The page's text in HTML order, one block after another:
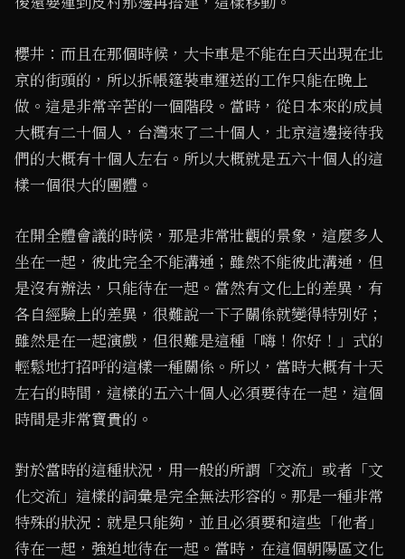
櫻井：而且在那個時候，大卡車是不能在白天出現在北
京的街頭的，所以拆帳篷裝車運送的工作只能在晚上
做。這是非常辛苦的一個階段。當時，從日本來的成員
大概有二十個人，台灣來了二十個人，北京這邊接待我
們的大概有十個人左右。所以大概就是五六十個人的這
樣一個很大的團體。
在開全體會議的時候，那是非常壯觀的景象，這麼多人
坐在一起，彼此完全不能溝通；雖然不能彼此溝通，但
是沒有辦法，只能待在一起。當然有文化上的差異，有
各自經驗上的差異，很難說一下子關係就變得特別好；
雖然是在一起演戲，但很難是這種「嗨！你好！」式的
輕鬆地打招呼的這樣一種關係。所以，當時大概有十天
左右的時間，這樣的五六十個人必須要待在一起，這個
時間是非常寶貴的。
對於當時的這種狀況，用一般的所謂「交流」或者「文
化交流」這樣的詞彙是完全無法形容的。那是一種非常
特殊的狀況：就是只能夠，並且必須要和這些「他者」
待在一起，強迫地待在一起。當時，在這個朝陽區文化